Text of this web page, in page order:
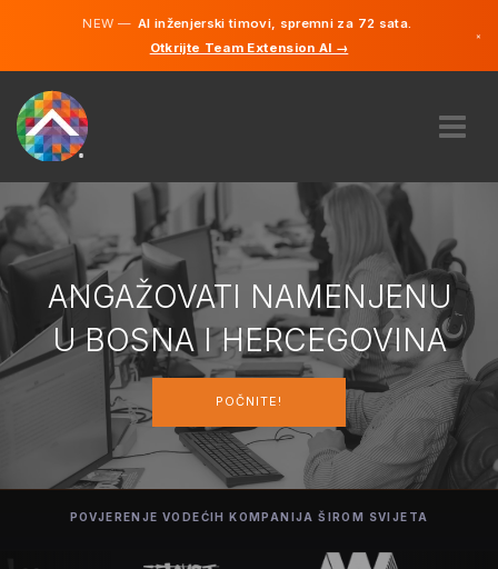
NEW —AI inženjerski timovi, spremni za 72 sata.
Otkrijte Team Extension AI →
×
O NAMA
KAKO TO RADI?
KARIJERE
NAJAM
BOSNA I HERCEGOVINA
POČNITE
ANGAŽOVATI NAMENJENU
U BOSNA I HERCEGOVINA
POČNITE!
POVJERENJE VODEĆIH KOMPANIJA ŠIROM SVIJETA